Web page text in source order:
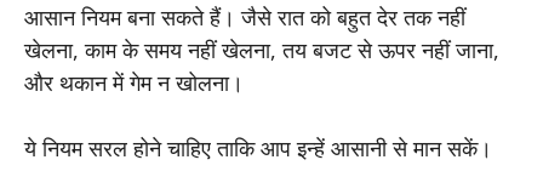
आसान नियम बना सकते हैं। जैसे रात को बहुत देर तक नहीं
खेलना, काम के समय नहीं खेलना, तय बजट से ऊपर नहीं जाना,
और थकान में गेम न खोलना।
ये नियम सरल होने चाहिए ताकि आप इन्हें आसानी से मान सकें।